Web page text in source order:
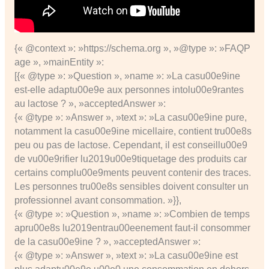
{« @context »: »https://schema.org », »@type »: »FAQP
age », »mainEntity »:
[{« @type »: »Question », »name »: »La casu00e9ine
est-elle adaptu00e9e aux personnes intolu00e9rantes
au lactose ? », »acceptedAnswer »:
{« @type »: »Answer », »text »: »La casu00e9ine pure,
notamment la casu00e9ine micellaire, contient tru00e8s
peu ou pas de lactose. Cependant, il est conseillu00e9
de vu00e9rifier lu2019u00e9tiquetage des produits car
certains complu00e9ments peuvent contenir des traces.
Les personnes tru00e8s sensibles doivent consulter un
professionnel avant consommation. »}},
{« @type »: »Question », »name »: »Combien de temps
apru00e8s lu2019entrau00eenement faut-il consommer
de la casu00e9ine ? », »acceptedAnswer »:
{« @type »: »Answer », »text »: »La casu00e9ine est